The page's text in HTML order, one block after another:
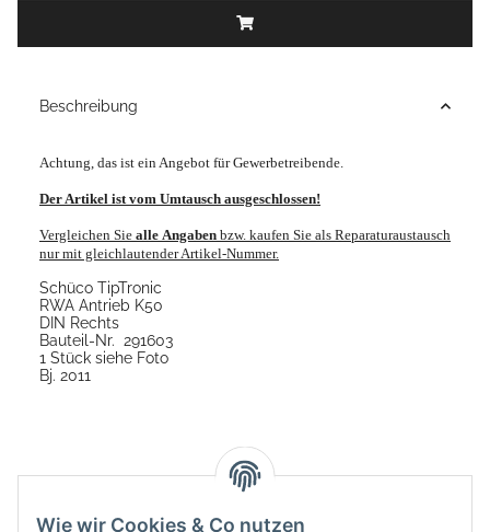
Wie wir Cookies & Co nutzen
Beschreibung
Achtung, das ist ein Angebot für Gewerbetreibende.
Der Artikel ist vom Umtausch ausgeschlossen!
Vergleichen Sie alle Angaben bzw. kaufen Sie als Reparaturaustausch
nur mit gleichlautender Artikel-Nummer.
Schüco TipTronic
RWA Antrieb K50
DIN Rechts
Bauteil-Nr. 291603
1 Stück siehe Foto
Bj. 2011